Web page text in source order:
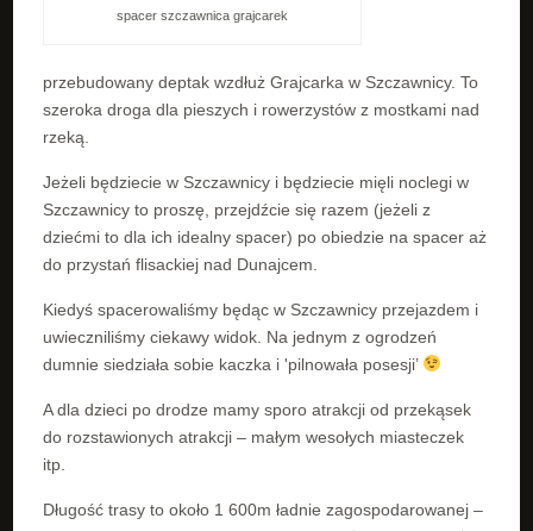
spacer szczawnica grajcarek
przebudowany deptak wzdłuż Grajcarka w Szczawnicy. To
szeroka droga dla pieszych i rowerzystów z mostkami nad
rzeką.
Jeżeli będziecie w Szczawnicy i będziecie mięli noclegi w
Szczawnicy to proszę, przejdźcie się razem (jeżeli z
dziećmi to dla ich idealny spacer) po obiedzie na spacer aż
do przystań flisackiej nad Dunajcem.
Kiedyś spacerowaliśmy będąc w Szczawnicy przejazdem i
uwieczniliśmy ciekawy widok. Na jednym z ogrodzeń
dumnie siedziała sobie kaczka i 'pilnowała posesji’
A dla dzieci po drodze mamy sporo atrakcji od przekąsek
do rozstawionych atrakcji – małym wesołych miasteczek
itp.
Długość trasy to około 1 600m ładnie zagospodarowanej –